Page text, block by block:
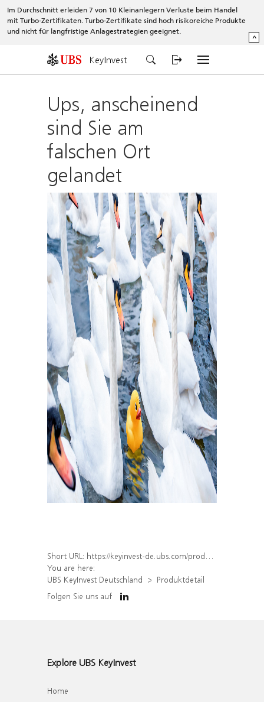
Im Durchschnitt erleiden 7 von 10 Kleinanlegern Verluste beim Handel
mit Turbo-Zertifikaten. Turbo-Zertifikate sind hoch risikoreiche Produkte
und nicht für langfristige Anlagestrategien geeignet.
^
KeyInvest
Ups, anscheinend
sind Sie am
falschen Ort
gelandet
Short URL: https://keyinvest-de.ubs.com/produkt/detail/index/isin/DE000WA7R135
You are here:
UBS KeyInvest Deutschland
Produktdetail
Folgen Sie uns auf
Explore UBS KeyInvest
Home